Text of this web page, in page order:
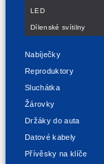
LED
Dílenské svítilny
Nabíječky
Reproduktory
Sluchátka
Žárovky
Držáky do auta
Datové kabely
Přívěsky na klíče